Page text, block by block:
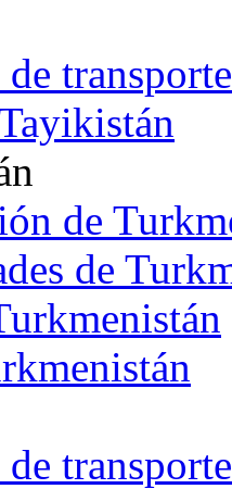
transporte
de
de
transporte